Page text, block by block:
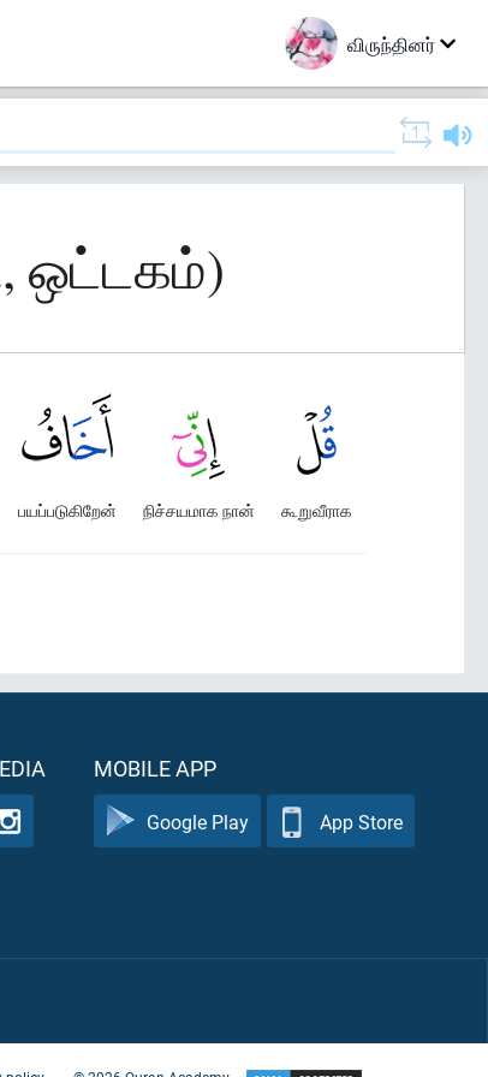
விருந்தினர்
ஒட்டகம்)
கூறுவீராக
நிச்சயமாக நான்
பயப்படுகிறேன்
MOBILE APP
Google Play App Store